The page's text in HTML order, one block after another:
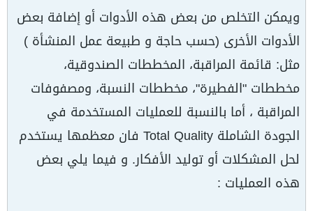
ويمكن التخلص من بعض هذه الأدوات أو إضافة بعض
الأدوات الأخرى (حسب حاجة و طبيعة عمل المنشأة )
مثل: قائمة المراقبة، المخططات الصندوقية،
مخططات "الفطيرة"، مخططات النسبة، ومصفوفات
المراقبة ، أما بالنسبة للعمليات المستخدمة في
الجودة الشاملة Total Quality فان معظمها يستخدم
لحل المشكلات أو توليد الأفكار. و فيما يلي بعض
هذه العمليات :